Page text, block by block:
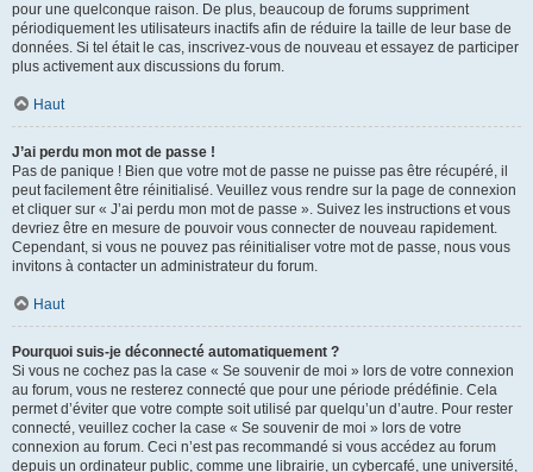
pour une quelconque raison. De plus, beaucoup de forums suppriment
périodiquement les utilisateurs inactifs afin de réduire la taille de leur base de
données. Si tel était le cas, inscrivez-vous de nouveau et essayez de participer
plus activement aux discussions du forum.
Haut
J’ai perdu mon mot de passe !
Pas de panique ! Bien que votre mot de passe ne puisse pas être récupéré, il
peut facilement être réinitialisé. Veuillez vous rendre sur la page de connexion
et cliquer sur « J’ai perdu mon mot de passe ». Suivez les instructions et vous
devriez être en mesure de pouvoir vous connecter de nouveau rapidement.
Cependant, si vous ne pouvez pas réinitialiser votre mot de passe, nous vous
invitons à contacter un administrateur du forum.
Haut
Pourquoi suis-je déconnecté automatiquement ?
Si vous ne cochez pas la case « Se souvenir de moi » lors de votre connexion
au forum, vous ne resterez connecté que pour une période prédéfinie. Cela
permet d’éviter que votre compte soit utilisé par quelqu’un d’autre. Pour rester
connecté, veuillez cocher la case « Se souvenir de moi » lors de votre
connexion au forum. Ceci n’est pas recommandé si vous accédez au forum
depuis un ordinateur public, comme une librairie, un cybercafé, une université,